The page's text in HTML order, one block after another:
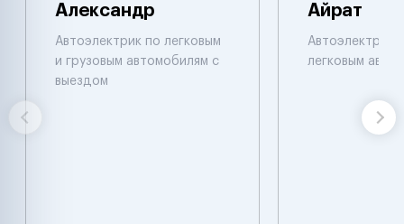
Александр
Автоэлектрик по легковым
и грузовым автомобилям с
выездом
Айрат
Автоэлектрик
легковым